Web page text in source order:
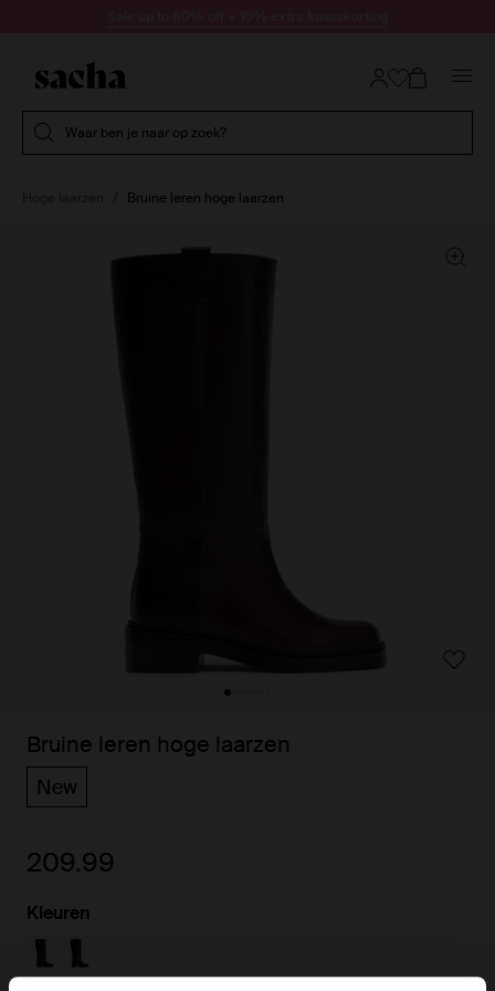
Waar ben je naar op zoek?
Bruine leren hoge laarzen
Bruine leren hoge laarzen
New
209.99
Kleuren